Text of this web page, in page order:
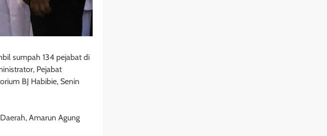
sumpah 134 pejabat di
Pejabat
BJ Habibie, Senin
Amarun Agung